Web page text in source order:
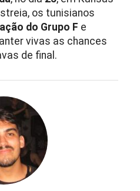
os tunisianos
do Grupo F e
vivas as chances
de final.